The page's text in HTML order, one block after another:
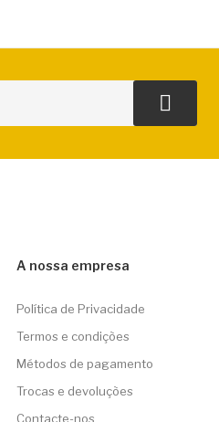
A nossa empresa
Política de Privacidade
Termos e condições
Métodos de pagamento
Trocas e devoluções
Contacte-nos